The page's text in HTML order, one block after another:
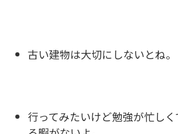
古い建物は大切にしないとね。
行ってみたいけど勉強が忙し